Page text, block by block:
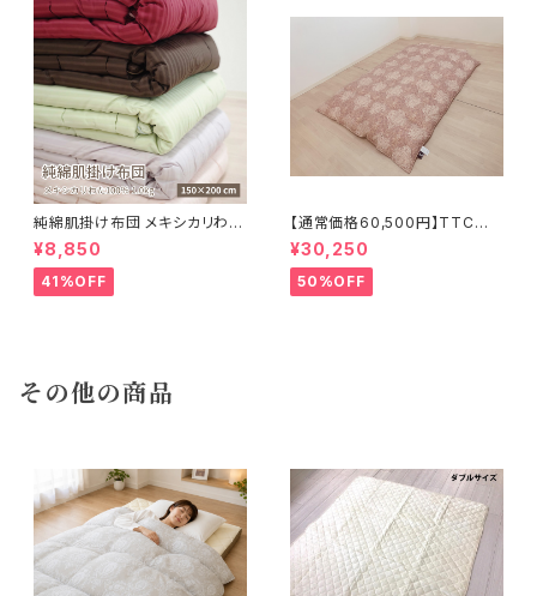
純綿肌掛け布団 メキシカリわた
1.0kg【ストライプサテン】
¥8,850
41%OFF
【通常価格60,500円】TTC立
体 羽毛ふとん ダウン85％ 1.2k
g 150×210cm
¥30,250
50%OFF
その他の商品